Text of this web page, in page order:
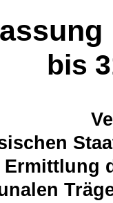
bis
Ermittlung